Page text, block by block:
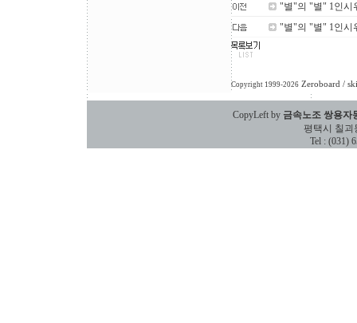
"별"의 "별" 1인시
"별"의 "별" 1인시
Copyright 1999-2026 Zeroboard /
CopyLeft by 금속노조 쌍용자
평택시 칠괴동
Tel : (031)